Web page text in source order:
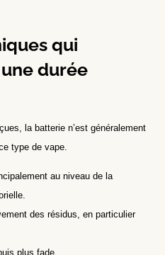
qui
durée
la batterie n’est généralement
type de vape.
au niveau de la
des résidus, en particulier
plus fade.